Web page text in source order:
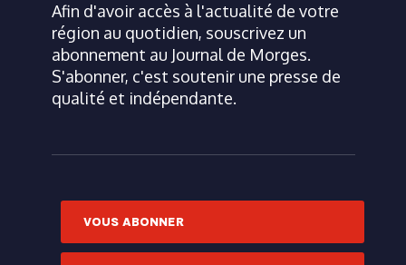
Afin d'avoir accès à l'actualité de votre
région au quotidien, souscrivez un
abonnement au Journal de Morges.
S'abonner, c'est soutenir une presse de
qualité et indépendante.
VOUS ABONNER